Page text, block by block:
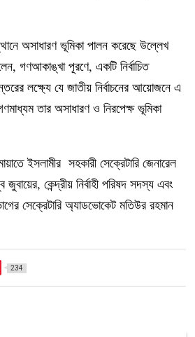
অসাধারণ ভূমিকা পালন করেছে উল্লেখ
গণআকাঙ্খা পূরণে, একটি নির্বাচিত
লক্ষ্যে যে জাতীয় নির্বাচনের আয়োজনে এ
তার অসাধারণ ও নিরপেক্ষ ভূমিকা
ইসলামীর সহকারী সেক্রেটারি জেনারেল
কেন্দ্রীয় নির্বাহী পরিষদ সদস্য এবং
সেক্রেটারি অ্যাডভোকেট মতিউর রহমান
234